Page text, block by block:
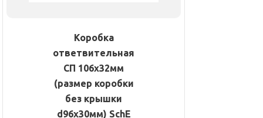
Коробка
ответвительная
СП 106х32мм
(размер коробки
без крышки
d96х30мм) SchE